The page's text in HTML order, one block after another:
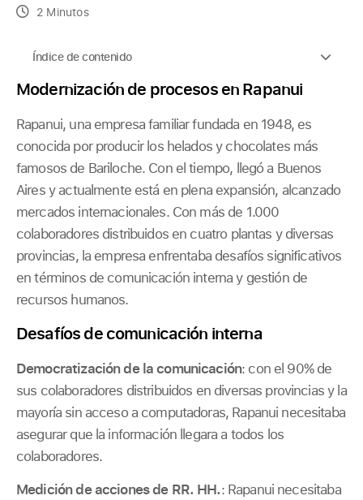
2 Minutos
Índice de contenido
Modernización de procesos en Rapanui
Rapanui, una empresa familiar fundada en 1948, es
conocida por producir los helados y chocolates más
famosos de Bariloche. Con el tiempo, llegó a Buenos
Aires y actualmente está en plena expansión, alcanzado
mercados internacionales. Con más de 1.000
colaboradores distribuidos en cuatro plantas y diversas
provincias, la empresa enfrentaba desafíos significativos
en términos de comunicación interna y gestión de
recursos humanos.
Desafíos de comunicación interna
Democratización de la comunicación: con el 90% de
sus colaboradores distribuidos en diversas provincias y la
mayoría sin acceso a computadoras, Rapanui necesitaba
asegurar que la información llegara a todos los
colaboradores.
Medición de acciones de RR. HH.: Rapanui necesitaba